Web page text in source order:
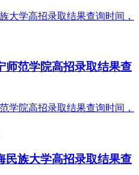
师范学院高招录取结果查
民族大学高招录取结果查